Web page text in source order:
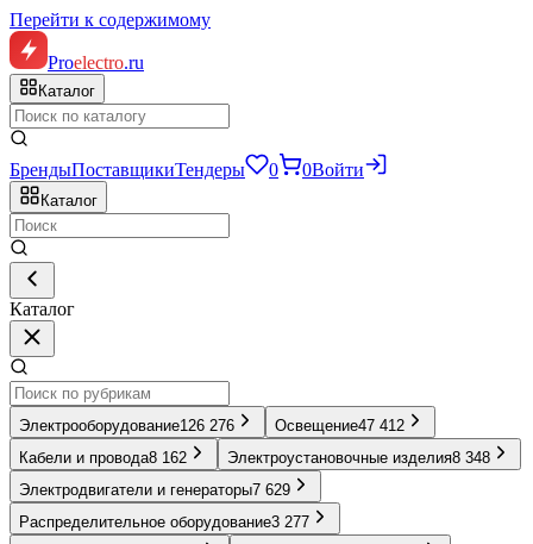
Перейти к содержимому
Proelectro.ru
Каталог
БрендыПоставщикиТендеры 0 0Войти
Каталог
Каталог
Электрооборудование126 276 Освещение47 412
Кабели и провода8 162 Электроустановочные изделия8 348
Электродвигатели и генераторы7 629
Распределительное оборудование3 277